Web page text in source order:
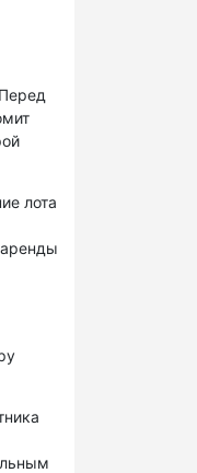
лота